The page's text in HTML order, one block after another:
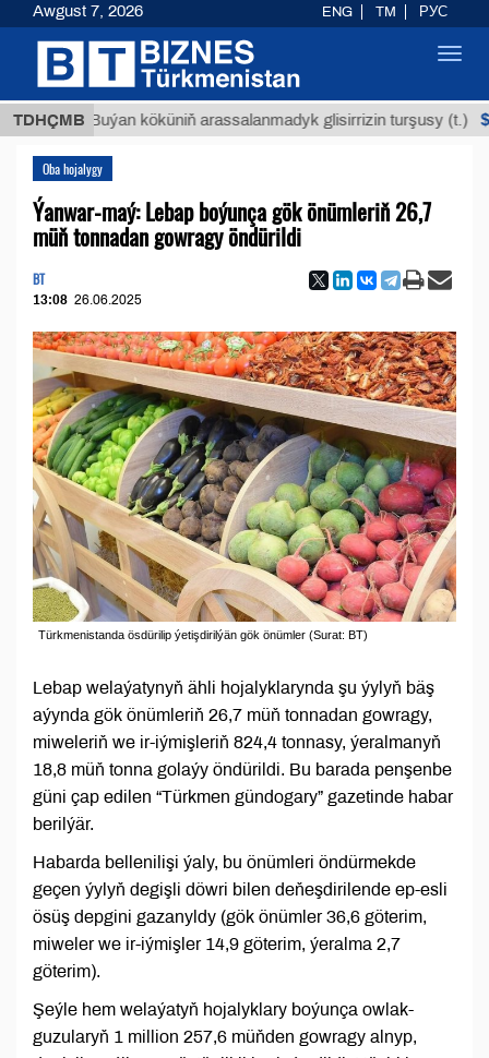
TDHÇMB
Buýan köküniň arassalanmadyk glisirrizin turşusy (t.)
Oba hojalygy
Ýanwar-maý: Lebap boýunça gök önümleriň 26,7
müň tonnadan gowragy öndürildi
BT
13:08 26.06.2025
Türkmenistanda ösdürilip ýetişdirilýän gök önümler (Surat: BT)
Lebap welaýatynyň ähli hojalyklarynda şu ýylyň bäş
aýynda gök önümleriň 26,7 müň tonnadan gowragy,
miweleriň we ir-iýmişleriň 824,4 tonnasy, ýeralmanyň
18,8 müň tonna golaýy öndürildi. Bu barada penşenbe
güni çap edilen “Türkmen gündogary” gazetinde habar
berilýär.
Habarda bellenilişi ýaly, bu önümleri öndürmekde
geçen ýylyň degişli döwri bilen deňeşdirilende ep-esli
ösüş depgini gazanyldy (gök önümler 36,6 göterim,
miweler we ir-iýmişler 14,9 göterim, ýeralma 2,7
göterim).
Şeýle hem welaýatyň hojalyklary boýunça owlak-
guzularyň 1 million 257,6 müňden gowragy alnyp,
Awgust 7, 2026 ENG TM РУС